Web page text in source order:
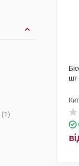
(1)
шт